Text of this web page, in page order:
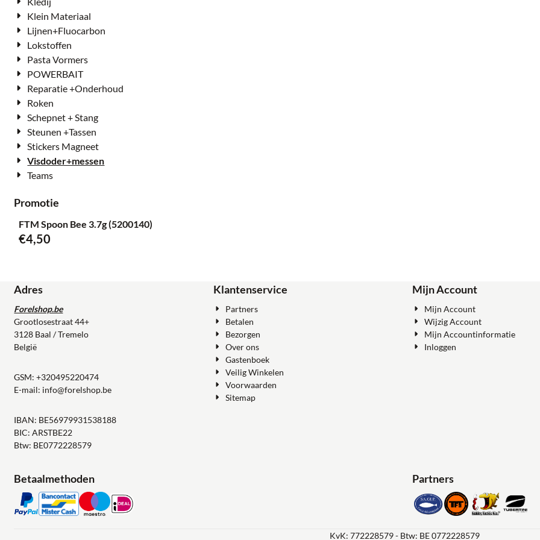
Klein Materiaal
Lijnen+Fluocarbon
Lokstoffen
Pasta Vormers
POWERBAIT
Reparatie +Onderhoud
Roken
Schepnet + Stang
Steunen +Tassen
Stickers Magneet
Visdoder+messen
Teams
Promotie
FTM Spoon Bee 3.7g (5200140)
€4,50
Adres
Forelshop.be
Grootlosestraat 44+
3128 Baal / Tremelo
België
GSM:+320495220474
E-mail: info@forelshop.be
IBAN: BE56979931538188
BIC: ARSTBE22
Btw: BE0772228579
Klantenservice
Partners
Betalen
Bezorgen
Over ons
Gastenboek
Veilig Winkelen
Voorwaarden
Sitemap
Mijn Account
Mijn Account
Wijzig Account
Mijn Accountinformatie
Inloggen
Betaalmethoden Partners
KvK: 772228579 - Btw: BE 0772228579